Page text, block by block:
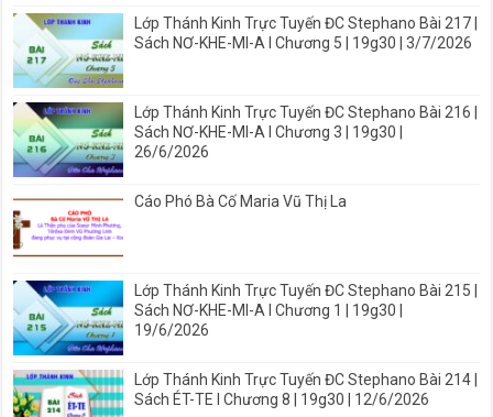
Lớp Thánh Kinh Trực Tuyến ĐC Stephano Bài 217 |
Sách NƠ-KHE-MI-A I Chương 5 | 19g30 | 3/7/2026
Lớp Thánh Kinh Trực Tuyến ĐC Stephano Bài 216 |
Sách NƠ-KHE-MI-A I Chương 3 | 19g30 |
26/6/2026
Cáo Phó Bà Cố Maria Vũ Thị La
Lớp Thánh Kinh Trực Tuyến ĐC Stephano Bài 215 |
Sách NƠ-KHE-MI-A I Chương 1 | 19g30 |
19/6/2026
Lớp Thánh Kinh Trực Tuyến ĐC Stephano Bài 214 |
Sách ÉT-TE I Chương 8 | 19g30 | 12/6/2026